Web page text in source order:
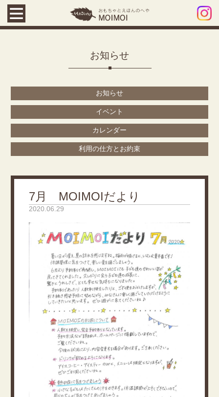
お知らせ
お知らせ
イベント
カレンダー
利用の仕方とお約束
7月 MOIMOIだより
2020.06.29